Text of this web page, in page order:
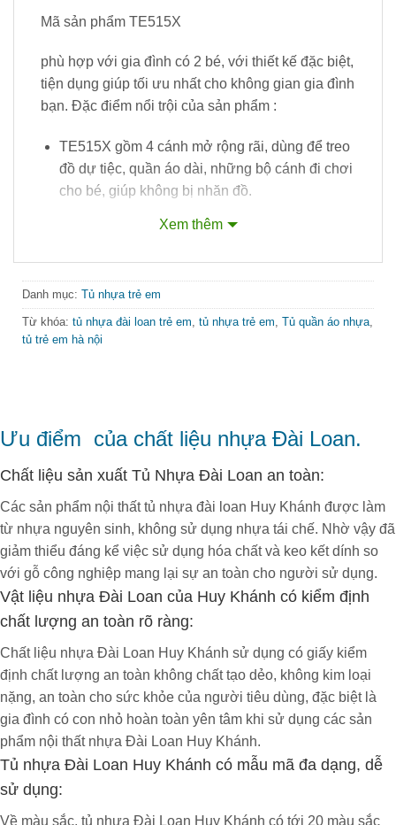
Mã sản phẩm TE515X
phù hợp với gia đình có 2 bé, với thiết kế đặc biệt,
tiện dụng giúp tối ưu nhất cho không gian gia đình
bạn. Đặc điểm nổi trội của sản phẩm :
TE515X gồm 4 cánh mở rộng rãi, dùng để treo
đồ dự tiệc, quần áo dài, những bộ cánh đi chơi
cho bé, giúp không bị nhăn đồ.
5 ngăn kéo để những vật dụng có tính phân
tiện lợi.
Kèm theo đó là KỆ trang trí ở giữa, giúp tô
điểm cho không gian nhà bạn.
Xem thêm
Danh mục: Tủ nhựa trẻ em
Từ khóa: tủ nhựa đài loan trẻ em tủ nhựa trẻ em Tủ quần áo nhựa
tủ trẻ em hà nội
Ưu điểm của chất liệu nhựa Đài Loan.
Chất liệu sản xuất Tủ Nhựa Đài Loan an toàn:
Các sản phẩm nội thất tủ nhựa đài loan Huy Khánh được làm
từ nhựa nguyên sinh, không sử dụng nhựa tái chế. Nhờ vậy đã
giảm thiểu đáng kể việc sử dụng hóa chất và keo kết dính so
với gỗ công nghiệp mang lại sự an toàn cho người sử dụng.
Vật liệu nhựa Đài Loan của Huy Khánh có kiểm định
chất lượng an toàn rõ ràng:
Chất liệu nhựa Đài Loan Huy Khánh sử dụng có giấy kiểm
định chất lượng an toàn không chất tạo dẻo, không kim loại
nặng, an toàn cho sức khỏe của người tiêu dùng, đặc biệt là
gia đình có con nhỏ hoàn toàn yên tâm khi sử dụng các sản
phẩm nội thất nhựa Đài Loan Huy Khánh.
Tủ nhựa Đài Loan Huy Khánh có mẫu mã đa dạng, dễ
sử dụng:
Về màu sắc, tủ nhựa Đài Loan Huy Khánh có tới 20 màu sắc